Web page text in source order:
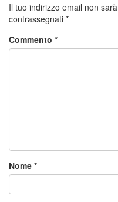
Il tuo indirizzo email non
contrassegnati *
Commento *
Nome *